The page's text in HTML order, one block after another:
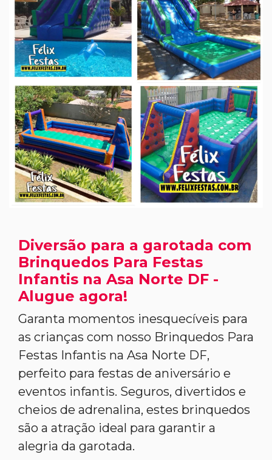
Diversão para a garotada com
Brinquedos Para Festas
Infantis na Asa Norte DF -
Alugue agora!
Garanta momentos inesquecíveis para
as crianças com nosso Brinquedos Para
Festas Infantis na Asa Norte DF,
perfeito para festas de aniversário e
eventos infantis. Seguros, divertidos e
cheios de adrenalina, estes brinquedos
são a atração ideal para garantir a
alegria da garotada.